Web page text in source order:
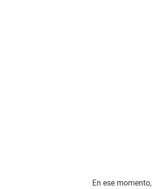
En ese momento,